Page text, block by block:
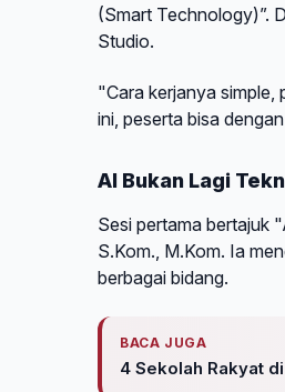
(Smart Technology)”.
Studio.
"Cara kerjanya
ini, peserta bisa
AI Bukan Lagi
Sesi pertama bertajuk
S.Kom., M.Kom. Ia
berbagai bidang.
BACA JUGA
4 Sekolah Rakyat